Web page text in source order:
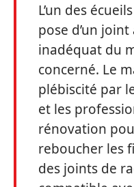
L’un des
pose d’un
inadéquat du
concerné. Le
plébiscité par
et les
rénovation
reboucher les
des joints de